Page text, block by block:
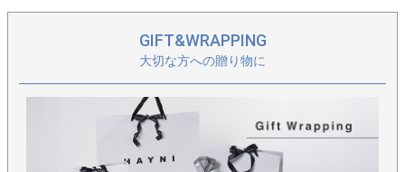
当店ではイメージ違い、初期不良による返品、カラー交換、不具
合交換を「往復送料店舗負担」にてお受けしております。どうぞ
お気軽にお買い物をお楽しみください。
【保存に便利な不織布付き】
保存に便利な、HAYNIロゴ入りの不織布に商品をお入れし、丁寧
に梱包してお届けいたします。
GIFT&WRAPPING
大切な方への贈り物に